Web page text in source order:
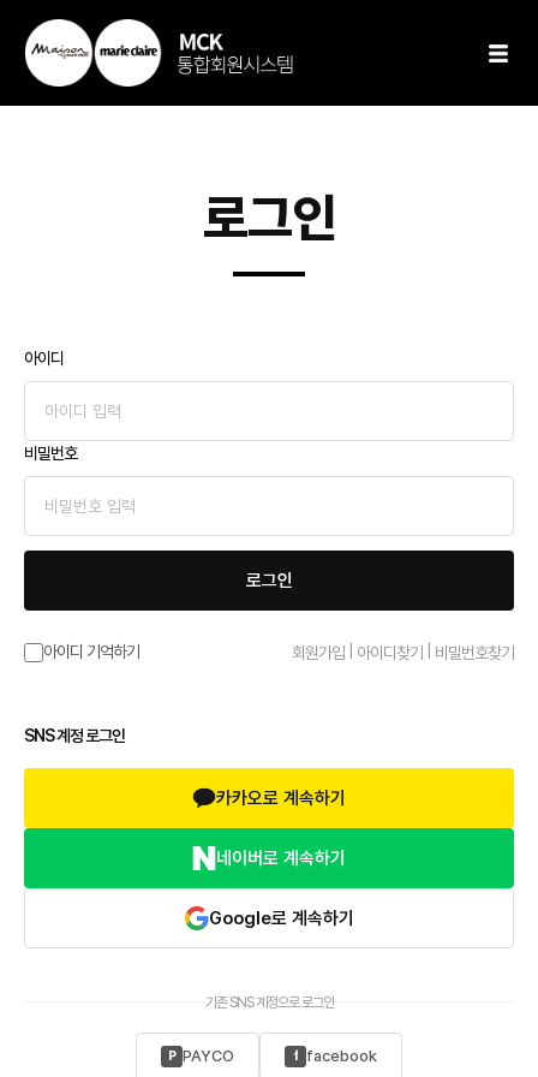
로그인
아이디
비밀번호
로그인
아이디 기억하기 회원가입 아이디찾기 비밀번호찾기
SNS 계정 로그인
카카오로 계속하기
네이버로 계속하기
Google로 계속하기
기존 SNS 계정으로 로그인
P PAYCO f facebook